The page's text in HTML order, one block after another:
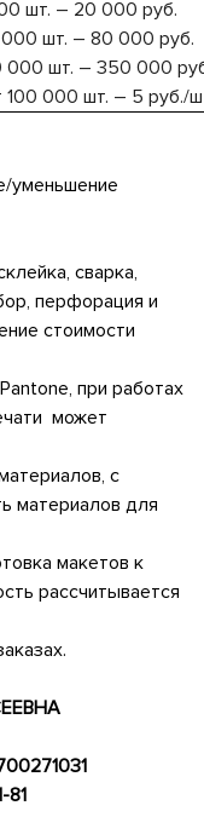
шт. – 20 000 руб.
000 шт. – 80 000 руб.
000 шт. – 350 000
100 000 шт. – 5 руб./
уменьшение
сварка,
перфорация и
стоимости
при работах
может
с
материалов для
макетов к
рассчитывается
81